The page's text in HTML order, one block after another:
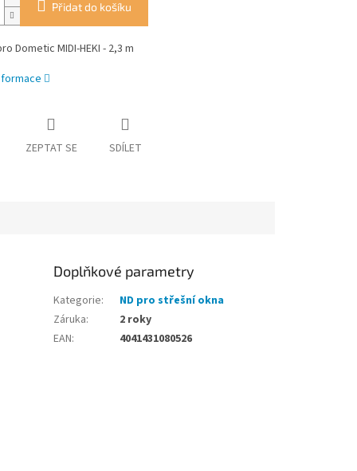
Přidat do košíku
Dometic MIDI-HEKI - 2,3 m
ZEPTAT SE SDÍLET
Doplňkové parametry
Kategorie:
ND pro střešní okna
Záruka:
2 roky
EAN: 4041431080526